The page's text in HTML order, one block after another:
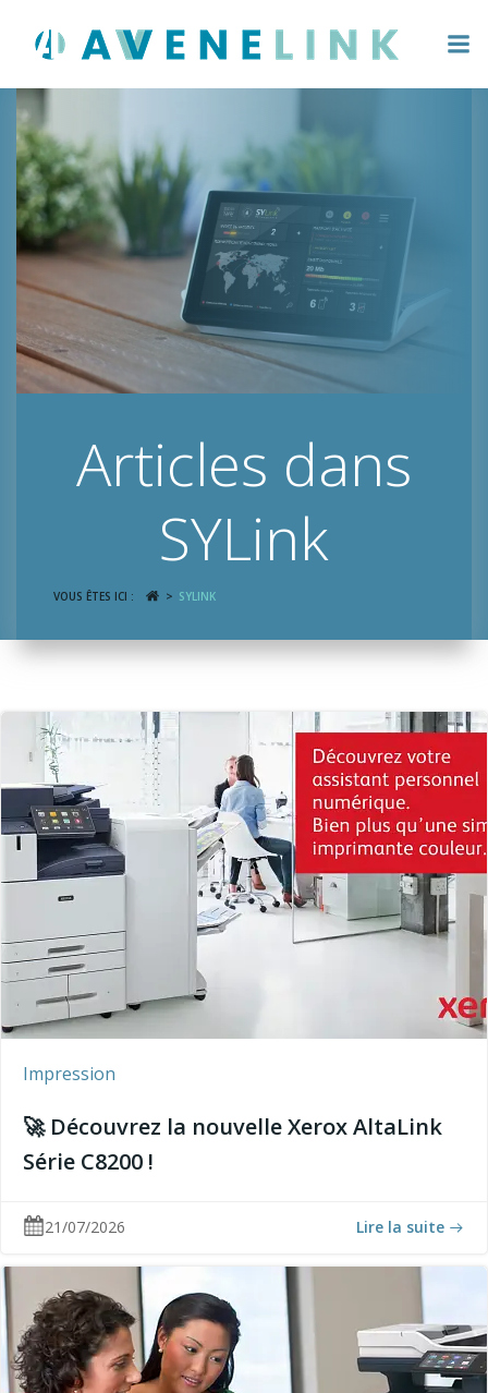
au
contenu
Articles dans
SYLink
VOUS ÊTES ICI : SYLINK
Impression
🚀 Découvrez la nouvelle Xerox AltaLink
Série C8200 !
21/07/2026 Lire la suite